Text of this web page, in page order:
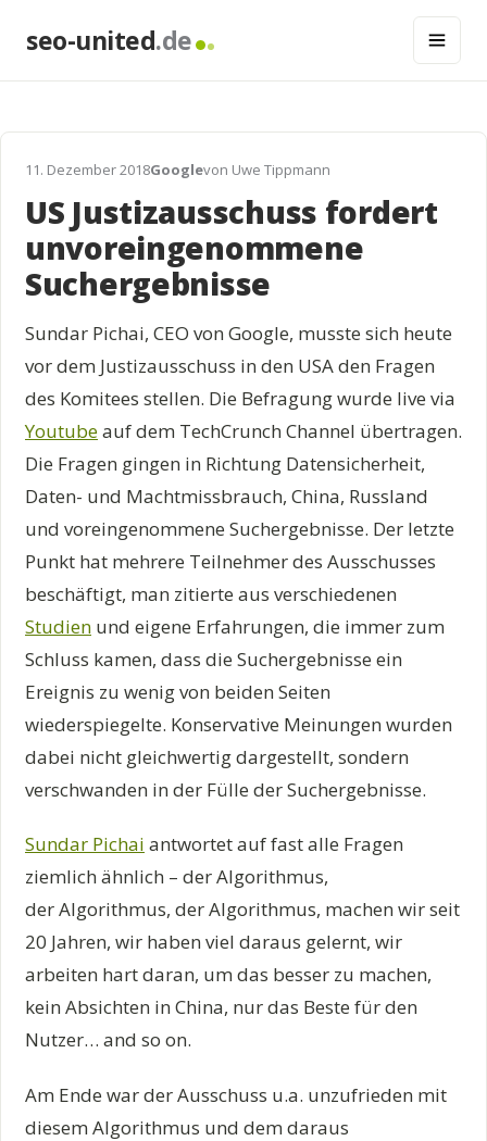
seo-united.de
11. Dezember 2018Googlevon Uwe Tippmann
US Justizausschuss fordert
unvoreingenommene
Suchergebnisse
Sundar Pichai, CEO von Google, musste sich heute
vor dem Justizausschuss in den USA den Fragen
des Komitees stellen. Die Befragung wurde live via
Youtubeauf dem TechCrunch Channel übertragen.
Die Fragen gingen in Richtung Datensicherheit,
Daten- und Machtmissbrauch, China, Russland
und voreingenommene Suchergebnisse. Der letzte
Punkt hat mehrere Teilnehmer des Ausschusses
beschäftigt, man zitierte aus verschiedenen
Studien und eigene Erfahrungen, die immer zum
Schluss kamen, dass die Suchergebnisse ein
Ereignis zu wenig von beiden Seiten
wiederspiegelte. Konservative Meinungen wurden
dabei nicht gleichwertig dargestellt, sondern
verschwanden in der Fülle der Suchergebnisse.
Sundar Pichai antwortet auf fast alle Fragen
ziemlich ähnlich – der Algorithmus,
der Algorithmus, der Algorithmus, machen wir seit
20 Jahren, wir haben viel daraus gelernt, wir
arbeiten hart daran, um das besser zu machen,
kein Absichten in China, nur das Beste für den
Nutzer… and so on.
Am Ende war der Ausschuss u.a. unzufrieden mit
diesem Algorithmus und dem daraus